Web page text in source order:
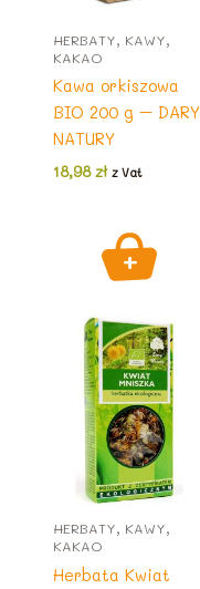
HERBATY, KAWY,
KAKAO
Kawa orkiszowa
BIO 200 g – DARY
NATURY
18,98zł z Vat
HERBATY, KAWY,
KAKAO
Herbata Kwiat